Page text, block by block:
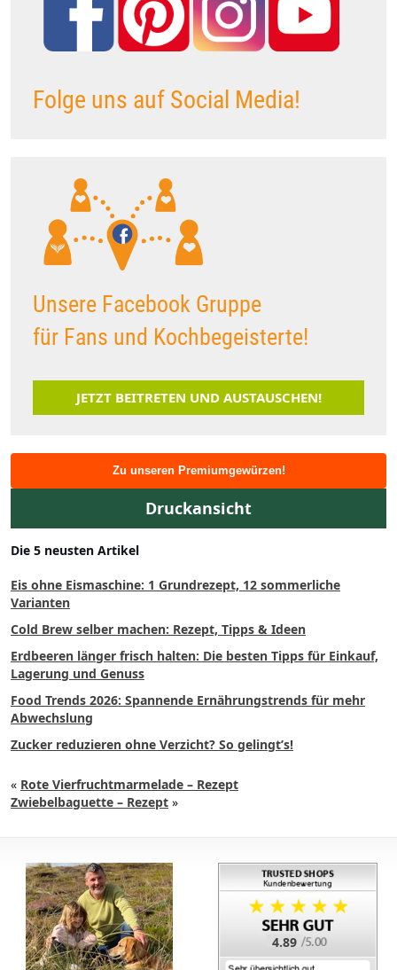
Folge uns auf Social Media!
Unsere Facebook Gruppe
für Fans und Kochbegeisterte!
JETZT BEITRETEN UND AUSTAUSCHEN!
Zu unseren Premiumgewürzen!
Druckansicht
Die 5 neusten Artikel
Eis ohne Eismaschine: 1 Grundrezept, 12 sommerliche
Varianten
Cold Brew selber machen: Rezept, Tipps & Ideen
Erdbeeren länger frisch halten: Die besten Tipps für Einkauf,
Lagerung und Genuss
Food Trends 2026: Spannende Ernährungstrends für mehr
Abwechslung
Zucker reduzieren ohne Verzicht? So gelingt’s!
« Rote Vierfruchtmarmelade – Rezept
Zwiebelbaguette – Rezept »
4.89